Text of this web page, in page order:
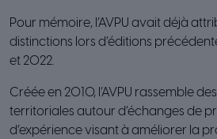
Pour mémoire, l’AVPU avait déjà
distinctions lors d’éditions
et 2022.
Créée en 2010, l’AVPU rassemble
territoriales autour d’échanges de
d’expérience visant à améliorer la